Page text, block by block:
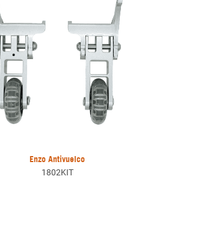
Enzo Antivuelco
1802KIT